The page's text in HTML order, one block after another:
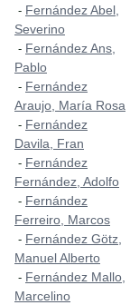
- Fernández Abel,
Severino
- Fernández Ans,
Pablo
- Fernández
Araujo, María Rosa
- Fernández
Davila, Fran
- Fernández
Fernández, Adolfo
- Fernández
Ferreiro, Marcos
- Fernández Götz,
Manuel Alberto
- Fernández Mallo,
Marcelino